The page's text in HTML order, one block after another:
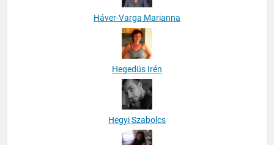
Háver-Varga Marianna
Hegedüs Irén
Hegyi Szabolcs